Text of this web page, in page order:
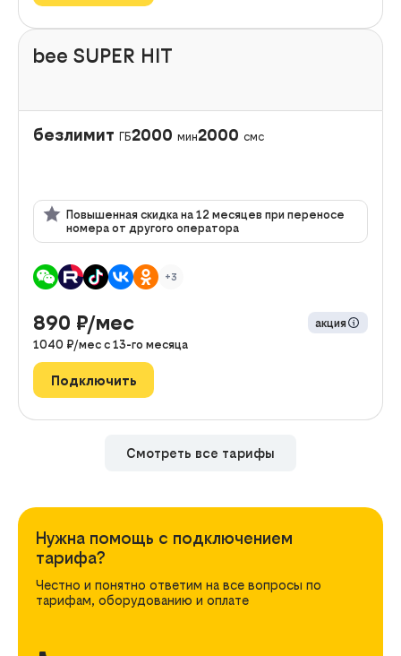
bee SUPER HIT
безлимит ГБ2000 мин2000 смс
Повышенная скидка на 12 месяцев при переносе
номера от другого оператора
+3
890 ₽/мес
акция
1040 ₽/мес с 13-го месяца
Подключить
Смотреть все тарифы
Нужна помощь с подключением
тарифа?
Честно и понятно ответим на все вопросы по
тарифам, оборудованию и оплате